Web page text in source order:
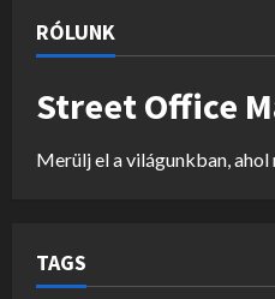
RÓLUNK
Street Office
Merülj el a világunkban,
TAGS